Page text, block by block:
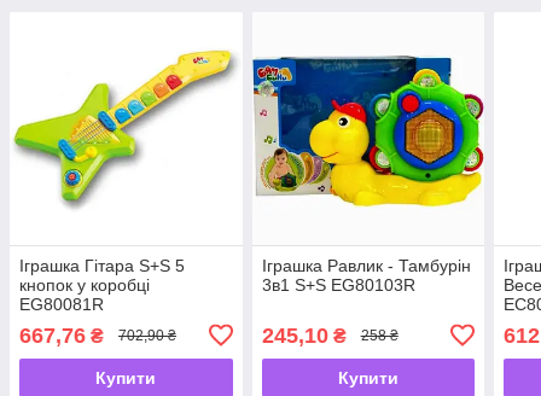
Іграшка Гітара S+S 5
кнопок у коробці
EG80081R
667,76 ₴ 702,90 ₴
Купити
Іграшка Равлик - Тамбурін
3в1 S+S EG80103R
245,10₴ 258 ₴
Купити